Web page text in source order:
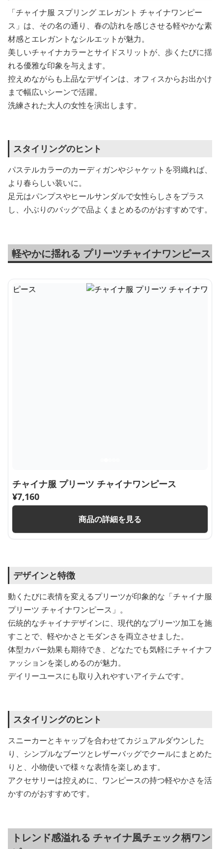
「チャイナ服 スプリング エレガント チャイナワンピー
ス」は、その名の通り、春の訪れを感じさせる軽やかな素
材感とエレガントなシルエットが魅力。
美しいチャイナカラーとサイドスリットが、歩くたびに揺
れる優雅な印象を与えます。
控えめながらも上品なデザインは、オフィスからお出かけ
まで幅広いシーンで活躍。
洗練された大人の女性を演出します。
スタイリングのヒント
パステルカラーのカーディガンやジャケットを羽織れば、
より春らしい装いに。
足元はパンプスやヒールサンダルで女性らしさをプラス
し、小ぶりのバッグで品よくまとめるのがおすすめです。
軽やかに揺れる プリーツチャイナワンピース
チャイナ服 プリーツ チャイナワンピース
¥7,160
商品の詳細を見る
デザインと特徴
動くたびに表情を変えるプリーツが印象的な「チャイナ服
プリーツ チャイナワンピース」。
伝統的なチャイナデザインに、現代的なプリーツ加工を施
すことで、軽やかさとモダンさを両立させました。
体型カバー効果も期待でき、どなたでも気軽にチャイナフ
ァッションを楽しめるのが魅力。
デイリーユースにも取り入れやすいアイテムです。
スタイリングのヒント
スニーカーとキャップを合わせてカジュアルダウンした
り、シンプルなブーツとレザーバッグでクールにまとめた
りと、小物使いで様々な表情を楽しめます。
アクセサリーは控えめに、ワンピースの持つ軽やかさを活
かすのがおすすめです。
トレンド感溢れる チャイナ風チェック柄ワン